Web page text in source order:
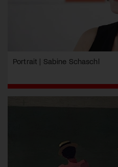
Portrait | Sabine Schaschl